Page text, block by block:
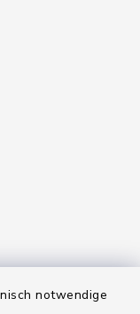
notwendige